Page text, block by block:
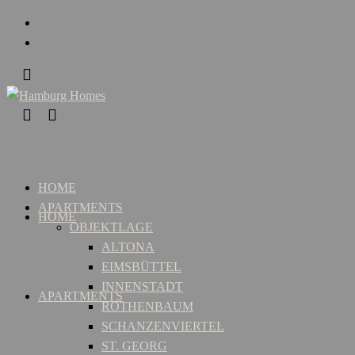
HOME
APARTMENTS
HOME
APARTMENTS
OBJEKTLAGE
ALTONA
EIMSBÜTTEL
INNENSTADT
ROTHENBAUM
SCHANZENVIERTEL
ST. GEORG